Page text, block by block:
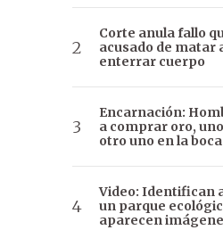
Corte anula fallo
acusado de matar
enterrar cuerpo
Encarnación:
a comprar oro,
otro uno en la boca
Video: Identifican
un parque
aparecen